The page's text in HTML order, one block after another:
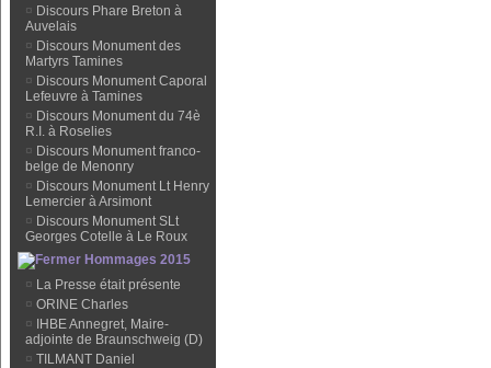
¤ Discours Phare Breton à
Auvelais
¤ Discours Monument des
Martyrs Tamines
¤ Discours Monument Caporal
Lefeuvre à Tamines
¤ Discours Monument du 74è
R.I. à Roselies
¤ Discours Monument franco-
belge de Menonry
¤ Discours Monument Lt Henry
Lemercier à Arsimont
¤ Discours Monument SLt
Georges Cotelle à Le Roux
Hommages 2015
¤ La Presse était présente
¤ ORINE Charles
¤
IHBE Annegret, Maire-
adjointe de Braunschweig (D)
¤ TILMANT Daniel